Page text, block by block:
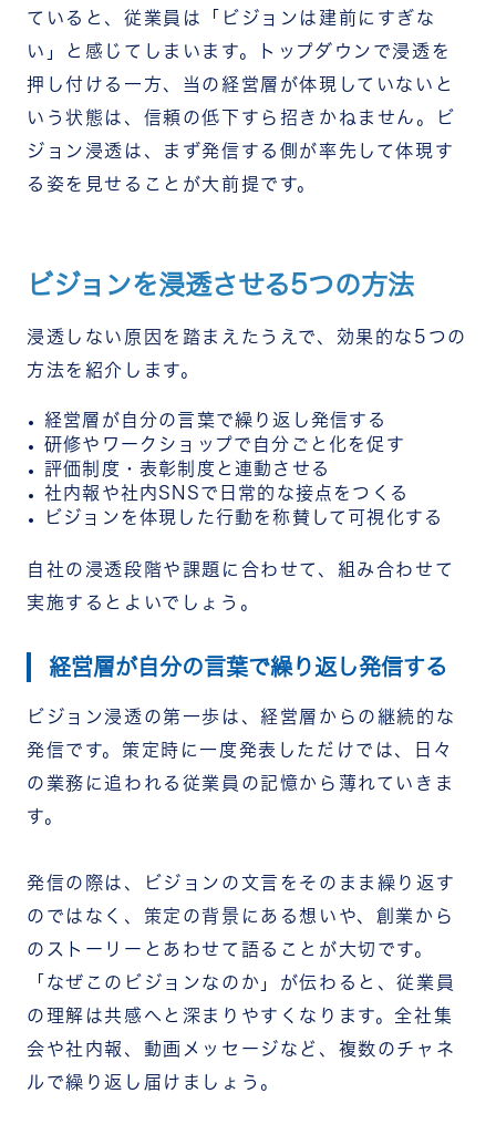
ていると、従業員は「ビジョンは建前にすぎな
い」と感じてしまいます。トップダウンで浸透を
押し付ける一方、当の経営層が体現していないと
いう状態は、信頼の低下すら招きかねません。
ビ
ジョン浸透は、まず発信する側が率先して体現す
る姿を見せることが大前提です。
ビジョンを浸透させる5つの方法
浸透しない原因を踏まえたうえで、効果的な5つの
方法を紹介します。
経営層が自分の言葉で繰り返し発信する
研修やワークショップで自分ごと化を促す
評価制度・表彰制度と連動させる
社内報や社内SNSで日常的な接点をつくる
ビジョンを体現した行動を称賛して可視化する
自社の浸透段階や課題に合わせて、組み合わせて
実施するとよいでしょう。
経営層が自分の言葉で繰り返し発信する
ビジョン浸透の第一歩は、経営層からの継続的な
発信です。策定時に一度発表しただけでは、日々
の業務に追われる従業員の記憶から薄れていきま
す。
発信の際は、ビジョンの文言をそのまま繰り返す
のではなく、策定の背景にある想いや、創業から
のストーリーとあわせて語ることが大切です。
「なぜこのビジョンなのか」が伝わると、従業員
の理解は共感へと深まりやすくなります。全社集
会や社内報、動画メッセージなど、複数のチャネ
ルで繰り返し届けましょう。